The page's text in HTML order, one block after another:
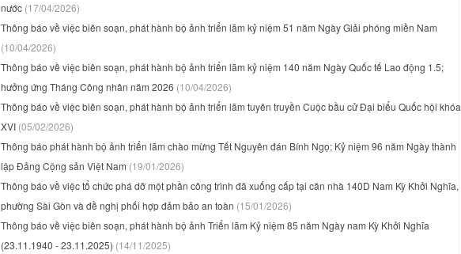
nước (17/04/2026)
Thông báo về việc biên soạn, phát hành bộ ảnh triển lãm kỷ niệm 51 năm Ngày Giải phóng miền Nam
(10/04/2026)
Thông báo về việc biên soạn, phát hành bộ ảnh triển lãm kỷ niệm 140 năm Ngày Quốc tế Lao động 1.5;
hưởng ứng Tháng Công nhân năm 2026 (10/04/2026)
Thông báo về việc biên soạn, phát hành bộ ảnh triển lãm tuyên truyền Cuộc bầu cử Đại biểu Quốc hội khóa
XVI (05/02/2026)
Thông báo phát hành bộ ảnh triển lãm chào mừng Tết Nguyên đán Bính Ngọ; Kỷ niệm 96 năm Ngày thành
lập Đảng Cộng sản Việt Nam (19/01/2026)
Thông báo về việc tổ chức phá dỡ một phần công trình đã xuống cấp tại căn nhà 140D Nam Kỳ Khởi Nghĩa,
phường Sài Gòn và đề nghị phối hợp đảm bảo an toàn (15/01/2026)
Thông báo về việc biên soạn, phát hành bộ ảnh Triển lãm Kỷ niệm 85 năm Ngày nam Kỳ Khởi Nghĩa
(23.11.1940 - 23.11.2025) (14/11/2025)